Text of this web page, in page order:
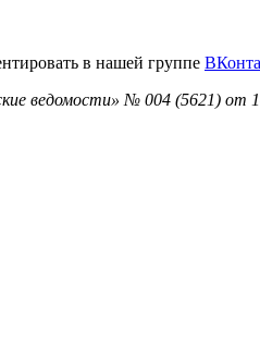
в нашей группе
ведомости» № 004 (5621) от